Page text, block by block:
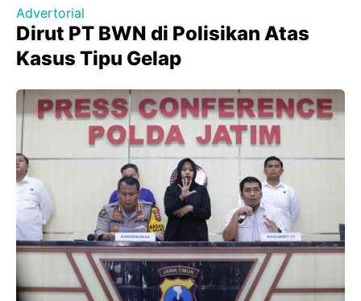
Advertorial
Dirut PT BWN di Polisikan Atas
Kasus Tipu Gelap